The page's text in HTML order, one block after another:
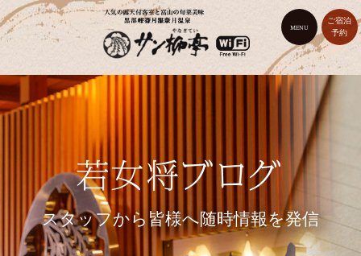
MENU
ご宿泊
予約
スタッフから皆様へ随時情報を発信